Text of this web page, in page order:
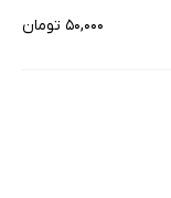
۵۰,۰۰۰ تومان